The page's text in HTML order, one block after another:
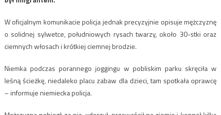
W oficjalnym komunikacie policja jednak precyzyjnie opisuje mężczyznę
o solidnej sylwetce, południowych rysach twarzy, około 30-stki oraz
ciemnych włosach i krótkiej ciemnej brodzie.
Niemka podczas porannego joggingu w pobliskim parku skręciła w
leśną ścieżkę, niedaleko placu zabaw dla dzieci, tam spotkała oprawcę
– informuje niemiecka policja.